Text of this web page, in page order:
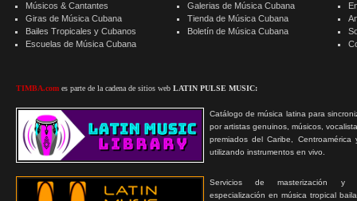
Músicos & Cantantes
Giras de Música Cubana
Bailes Tropicales y Cubanos
Escuelas de Música Cubana
TIMBA.com es parte de la cadena de sitios web LATIN PULSE MUSIC:
Catálogo de música latina para
por artistas genuinos, músicos,
premiados del Caribe, Centroamérica
utilizando instrumentos en vivo.
Servicios de masterización y
especialización en música tropical
Galerias de Música Cubana
Tienda de Música Cubana
Boletín de Música Cubana